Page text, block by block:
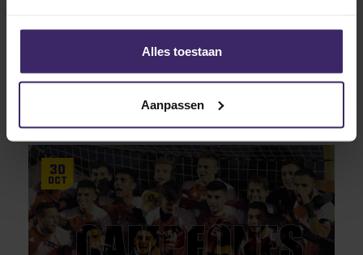
Alles toestaan
Aanpassen
Updates
30
Oct